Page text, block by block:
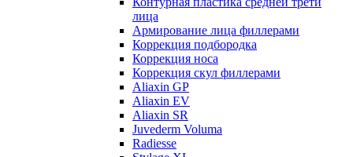
лица
Армирование лица филлерами
Коррекция подбородка
Коррекция носа
Коррекция скул филлерами
Aliaxin GP
Aliaxin EV
Aliaxin SR
Juvederm Voluma
Radiesse